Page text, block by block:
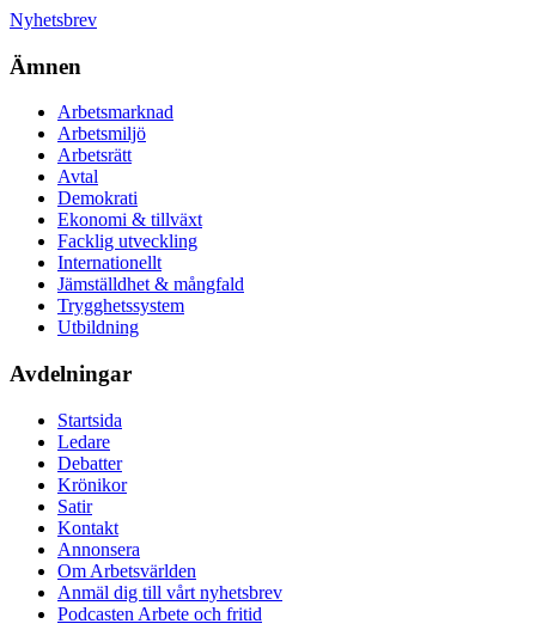
Nyhetsbrev
Ämnen
Arbetsmarknad
Arbetsmiljö
Arbetsrätt
Avtal
Demokrati
Ekonomi & tillväxt
Facklig utveckling
Internationellt
Jämställdhet & mångfald
Trygghetssystem
Utbildning
Avdelningar
Startsida
Ledare
Debatter
Krönikor
Satir
Kontakt
Annonsera
Om Arbetsvärlden
Anmäl dig till vårt nyhetsbrev
Podcasten Arbete och fritid